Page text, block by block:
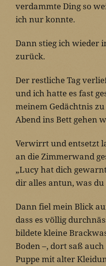
verdammte Ding so
ich nur konnte.
Dann stieg ich wieder
zurück.
Der restliche Tag
und ich hatte es fast
meinem Gedächtnis
Abend ins Bett gehen
Verwirrt und entsetzt
an die Zimmerwand
„Lucy hat dich
dir alles antun, was
Dann fiel mein Blick
dass es völlig
bildete kleine
Boden –, dort saß
Puppe mit alter